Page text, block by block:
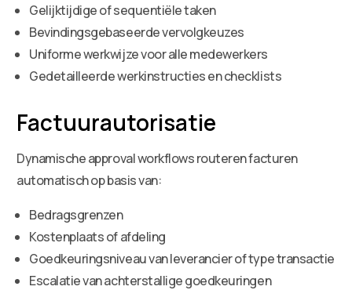
Gelijktijdige of sequentiële taken
Bevindingsgebaseerde vervolgkeuzes
Uniforme werkwijze voor alle medewerkers
Gedetailleerde werkinstructies en checklists
Factuurautorisatie
Dynamische approval workflows routeren facturen
automatisch op basis van:
Bedragsgrenzen
Kostenplaats of afdeling
Goedkeuringsniveau van leverancier of type transactie
Escalatie van achterstallige goedkeuringen